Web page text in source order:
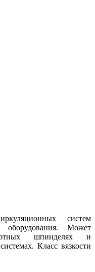
систем
оборудования. Может
шпинделях и
Класс вязкости